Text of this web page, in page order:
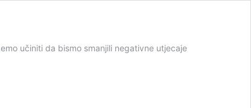
učiniti da bismo smanjili negativne utjecaje